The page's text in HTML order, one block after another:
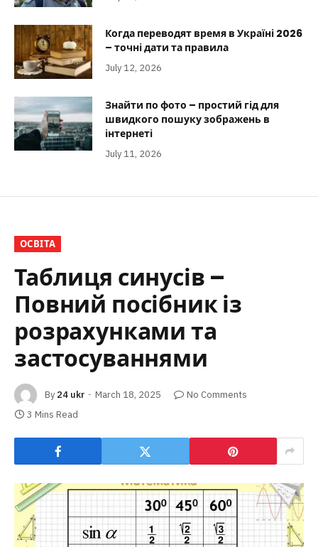
Когда переводят время в Україні 2026
– точні дати та правила
July 12, 2026
Знайти по фото – простий гід для
швидкого пошуку зображень в
інтернеті
July 11, 2026
ОСВІТА
Таблиця синусів –
Повний посібник із
розрахунками та
застосуваннями
By 24 ukr March 18, 2025
No Comments
3 Mins Read